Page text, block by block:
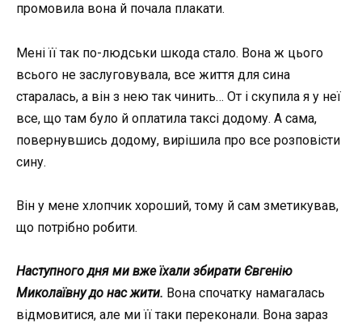
промовила вона й почала плакати.
Мені її так по-людськи шкода стало. Вона ж цього
всього не заслуговувала, все життя для сина
старалась, а він з нею так чинить… От і скупила я у неї
все, що там було й оплатила таксі додому. А сама,
повернувшись додому, вирішила про все розповісти
сину.
Він у мене хлопчик хороший, тому й сам зметикував,
що потрібно робити.
Наступного дня ми вже їхали збирати Євгенію
Миколаївну до нас жити. Вона спочатку намагалась
відмовитися, але ми її таки переконали. Вона зараз